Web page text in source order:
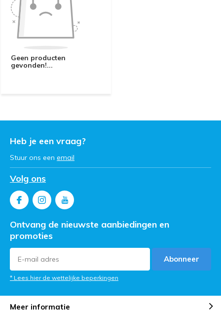
Geen producten
gevonden!...
Heb je een vraag?
Stuur ons een email
Volg ons
Ontvang de nieuwste aanbiedingen en
promoties
Abonneer
* Lees hier de wettelijke beperkingen
Meer informatie